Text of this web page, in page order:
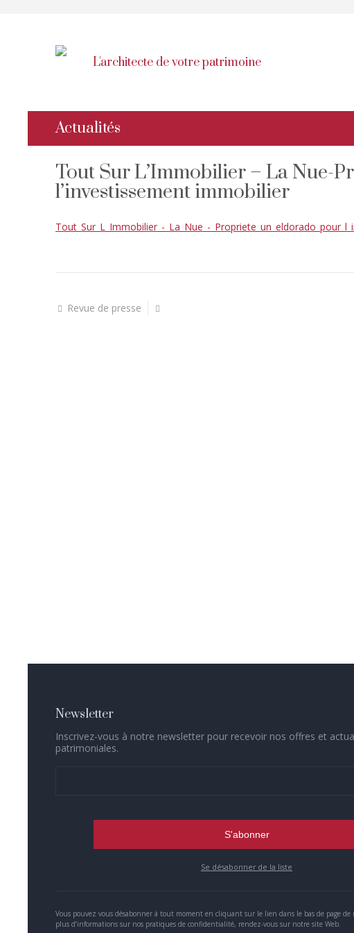
L'architecte de votre patrimoine
Actualités
Tout Sur L’Immobilier – La Nue-
l’investissement immobilier
Tout_Sur_L_Immobilier_-_La_Nue_-
Revue de presse
Newsletter
Inscrivez-vous à notre newsletter pour recevoir nos offres et
patrimoniales.
Se désabonner de la liste
Vous pouvez vous désabonner à tout moment en cliquant sur le lien dans le bas de page de
plus d’informations sur nos pratiques de confidentialité, rendez-vous sur notre site Web.